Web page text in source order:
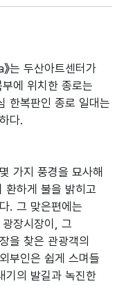
는 두산아트센터가
에 위치한 종로는
한복판인 종로 일대는
다.
가지 풍경을 묘사해
환하게 불을 밝히고
. 그 맞은편에는
장시장이, 그
을 찾은 관광객의
부인은 쉽게 스며들
기의 발길과 녹진한